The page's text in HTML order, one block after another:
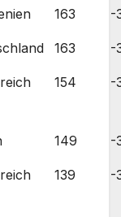
163 -
163 -
154 -
149 -
139 -